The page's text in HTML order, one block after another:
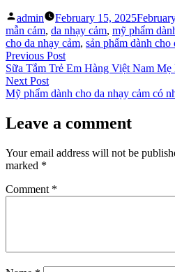
Posted
by
admin February 15, 2025
mẫn cảm, da nhạy cảm, mỹ phẩm
cho da nhạy cảm, sản phẩm dành cho
Post
navigation
Previous PostPrevious
post:
Sữa Tắm Trẻ Em Hàng Việt Nam Mẹ
Next PostNext
post:
Mỹ phẩm dành cho da nhạy cảm có
Leave a comment
Your email address will not be
marked *
Comment *